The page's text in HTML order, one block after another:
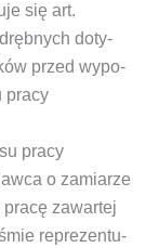
się art.
doty­
przed wypo­
pracy
pracy
o zamia­rze
zawar­tej
repre­zen­tu­